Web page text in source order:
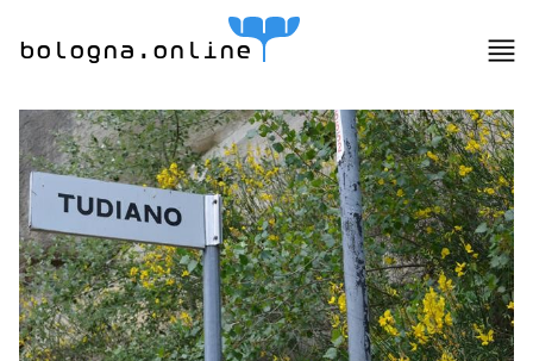
bologna.online